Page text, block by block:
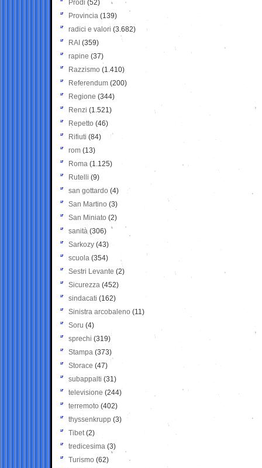
Prodi (52)
Provincia (139)
radici e valori (3.682)
RAI (359)
rapine (37)
Razzismo (1.410)
Referendum (200)
Regione (344)
Renzi (1.521)
Repetto (46)
Rifiuti (84)
rom (13)
Roma (1.125)
Rutelli (9)
san gottardo (4)
San Martino (3)
San Miniato (2)
sanità (306)
Sarkozy (43)
scuola (354)
Sestri Levante (2)
Sicurezza (452)
sindacati (162)
Sinistra arcobaleno (11)
Soru (4)
sprechi (319)
Stampa (373)
Storace (47)
subappalti (31)
televisione(244)
terremoto (402)
thyssenkrupp (3)
Tibet(2)
tredicesima (3)
Turismo (62)